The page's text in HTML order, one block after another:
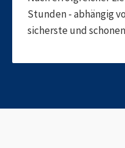
Stunden - abhängig
sicherste und